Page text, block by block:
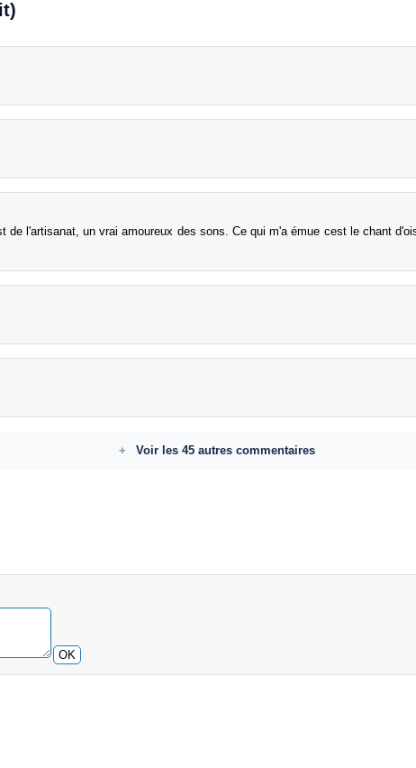
de l'artisanat, un vrai amoureux des sons. Ce qui m'a émue cest le chant
Voir les 45 autres commentaires
OK